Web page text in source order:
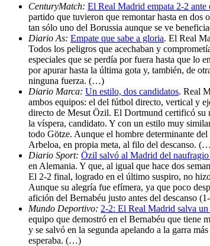
CenturyMatch: El Real Madrid empata 2-2 ante
partido que tuvieron que remontar hasta en dos
tan sólo uno del Borussia aunque se ve
Diario As: Empate que sabe a gloria. El Real
Todos los peligros que acechaban y
especiales que se perdía por fuera hasta que lo
por apurar hasta la última gota y, también, de
ninguna fuerza. (…)
Diario Marca: Un estilo, dos candidatos. Real
ambos equipos: el del fútbol directo, vertical y
directo de Mesut Özil. El Dortmund certificó su
la víspera, candidato. Y con un estilo muy
todo Götze. Aunque el hombre determinante
Arbeloa, en propia meta, al filo del descanso.
Diario Sport: Özil salvó al Madrid del
en Alemania. Y que, al igual que hace dos
El 2-2 final, logrado en el último suspiro, no
Aunque su alegría fue efímera, ya que poco
afición del Bernabéu justo antes del descanso
Mundo Deportivo: 2-2: El Real Madrid salva
equipo que demostró en el Bernabéu que tiene
y se salvó en la segunda apelando a la garra
esperaba. (…)